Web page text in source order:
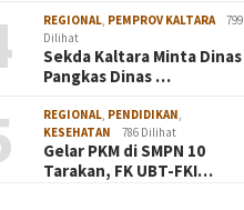
REGIONAL PEMPROV KALTARA
799
Dilihat
Sekda Kaltara Minta Dinas
Pangkas Dinas …
REGIONAL PENDIDIKAN
KESEHATAN
786 Dilihat
Gelar PKM di SMPN 10
Tarakan, FK UBT-FKI…